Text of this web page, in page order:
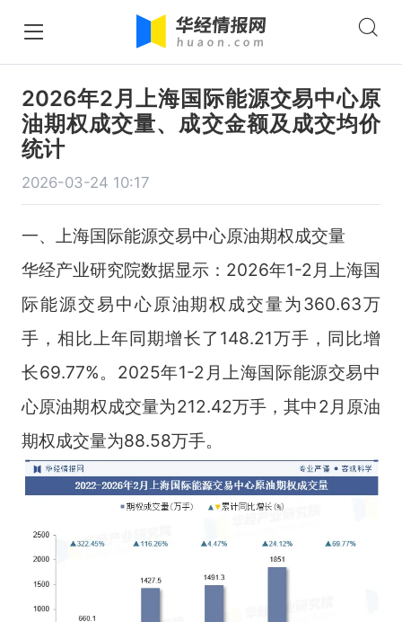
2026年2月上海国际能源交易中心原
油期权成交量、成交金额及成交均价
统计
2026-03-24 10:17
一、上海国际能源交易中心原油期权成交量
华经产业研究院数据显示：2026年1-2月上海国
际能源交易中心原油期权成交量为360.63万
手，相比上年同期增长了148.21万手，同比增
长69.77%。2025年1-2月上海国际能源交易中
心原油期权成交量为212.42万手，其中2月原油
期权成交量为88.58万手。